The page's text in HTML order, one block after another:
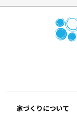
家づくりについて